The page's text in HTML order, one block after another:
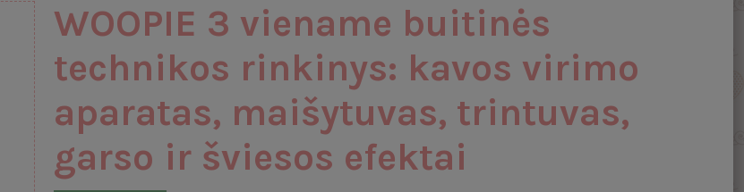
WOOPIE 3 viename buitinės
technikos rinkinys: kavos virimo
aparatas, maišytuvas, trintuvas,
garso ir šviesos efektai